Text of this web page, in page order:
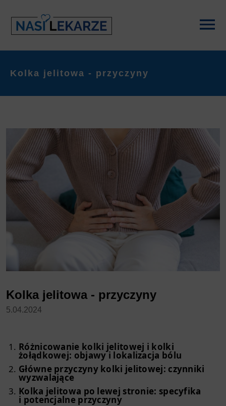
Kolka jelitowa - przyczyny
Kolka jelitowa - przyczyny
5.04.2024
Różnicowanie kolki jelitowej i kolki
żołądkowej: objawy i lokalizacja bólu
Główne przyczyny kolki jelitowej: czynniki
wyzwalające
Kolka jelitowa po lewej stronie: specyfika
i potencjalne przyczyny